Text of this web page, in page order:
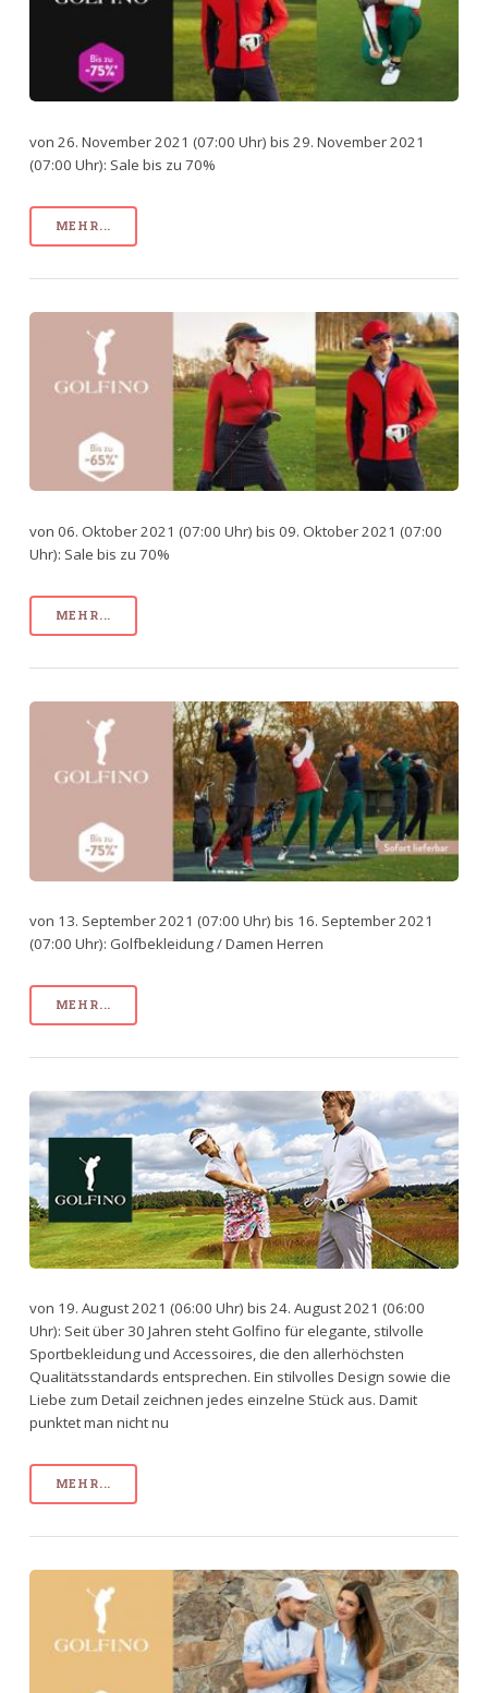
von 26. November 2021 (07:00 Uhr) bis 29. November 2021
(07:00 Uhr): Sale bis zu 70%
MEHR...
von 06. Oktober 2021 (07:00 Uhr) bis 09. Oktober 2021 (07:00
Uhr): Sale bis zu 70%
MEHR...
von 13. September 2021 (07:00 Uhr) bis 16. September 2021
(07:00 Uhr): Golfbekleidung / Damen Herren
MEHR...
von 19. August 2021 (06:00 Uhr) bis 24. August 2021 (06:00
Uhr): Seit über 30 Jahren steht Golfino für elegante, stilvolle
Sportbekleidung und Accessoires, die den allerhöchsten
Qualitätsstandards entsprechen. Ein stilvolles Design sowie die
Liebe zum Detail zeichnen jedes einzelne Stück aus. Damit
punktet man nicht nu
MEHR...